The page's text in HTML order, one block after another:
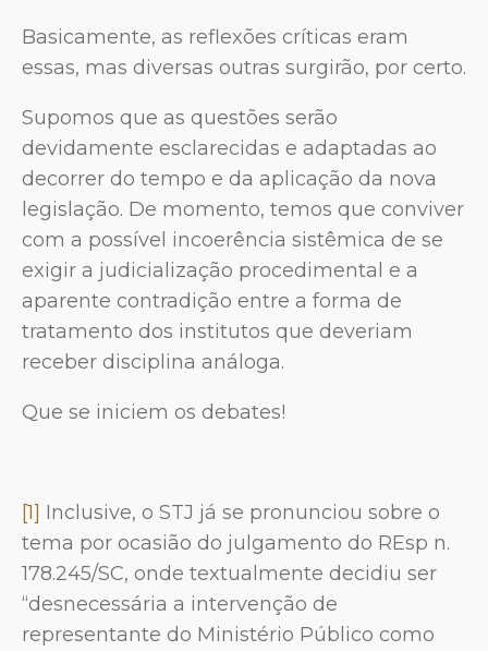
Basicamente, as reflexões críticas eram
essas, mas diversas outras surgirão, por certo.
Supomos que as questões serão
devidamente esclarecidas e adaptadas ao
decorrer do tempo e da aplicação da nova
legislação. De momento, temos que conviver
com a possível incoerência sistêmica de se
exigir a judicialização procedimental e a
aparente contradição entre a forma de
tratamento dos institutos que deveriam
receber disciplina análoga.
Que se iniciem os debates!
[1] Inclusive, o STJ já se pronunciou sobre o
tema por ocasião do julgamento do REsp n.
178.245/SC, onde textualmente decidiu ser
“desnecessária a intervenção de
representante do Ministério Público como